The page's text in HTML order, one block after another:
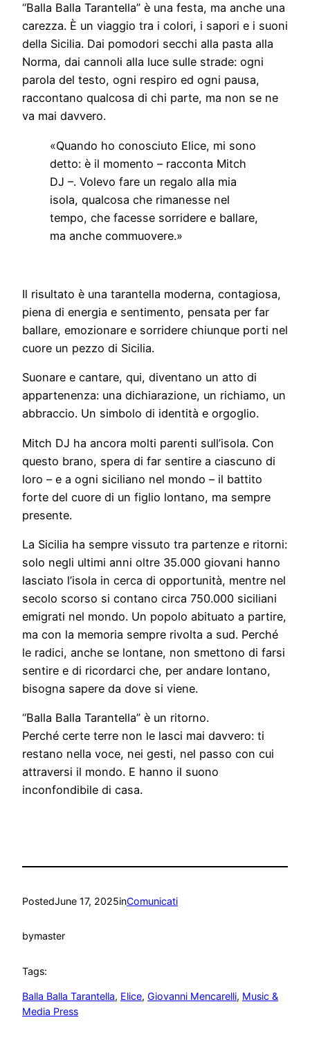
“Balla Balla Tarantella” è una festa, ma anche una
carezza. È un viaggio tra i colori, i sapori e i suoni
della Sicilia. Dai pomodori secchi alla pasta alla
Norma, dai cannoli alla luce sulle strade: ogni
parola del testo, ogni respiro ed ogni pausa,
raccontano qualcosa di chi parte, ma non se ne
va mai davvero.
«Quando ho conosciuto Elice, mi sono
detto: è il momento – racconta Mitch
DJ –. Volevo fare un regalo alla mia
isola, qualcosa che rimanesse nel
tempo, che facesse sorridere e ballare,
ma anche commuovere.»
Il risultato è una tarantella moderna, contagiosa,
piena di energia e sentimento, pensata per far
ballare, emozionare e sorridere chiunque porti nel
cuore un pezzo di Sicilia.
Suonare e cantare, qui, diventano un atto di
appartenenza: una dichiarazione, un richiamo, un
abbraccio. Un simbolo di identità e orgoglio.
Mitch DJ ha ancora molti parenti sull’isola. Con
questo brano, spera di far sentire a ciascuno di
loro – e a ogni siciliano nel mondo – il battito
forte del cuore di un figlio lontano, ma sempre
presente.
La Sicilia ha sempre vissuto tra partenze e ritorni:
solo negli ultimi anni oltre 35.000 giovani hanno
lasciato l’isola in cerca di opportunità, mentre nel
secolo scorso si contano circa 750.000 siciliani
emigrati nel mondo. Un popolo abituato a partire,
ma con la memoria sempre rivolta a sud. Perché
le radici, anche se lontane, non smettono di farsi
sentire e di ricordarci che, per andare lontano,
bisogna sapere da dove si viene.
“Balla Balla Tarantella” è un ritorno.
Perché certe terre non le lasci mai davvero: ti
restano nella voce, nei gesti, nel passo con cui
attraversi il mondo. E hanno il suono
inconfondibile di casa.
PostedJune 17, 2025inComunicati
bymaster
Tags:
Balla Balla Tarantella, Elice, Giovanni Mencarelli, Music &
Media Press